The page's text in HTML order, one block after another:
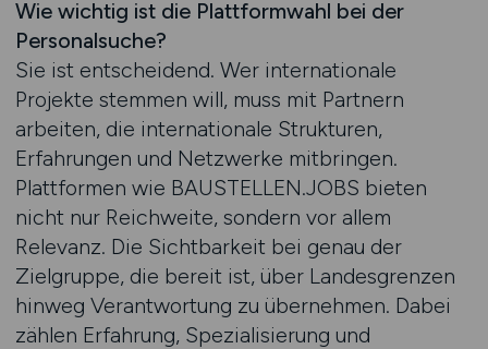
Wie wichtig ist die Plattformwahl bei der
Personalsuche?
Sie ist entscheidend. Wer internationale
Projekte stemmen will, muss mit Partnern
arbeiten, die internationale Strukturen,
Erfahrungen und Netzwerke mitbringen.
Plattformen wie BAUSTELLEN.JOBS bieten
nicht nur Reichweite, sondern vor allem
Relevanz. Die Sichtbarkeit bei genau der
Zielgruppe, die bereit ist, über Landesgrenzen
hinweg Verantwortung zu übernehmen. Dabei
zählen Erfahrung, Spezialisierung und